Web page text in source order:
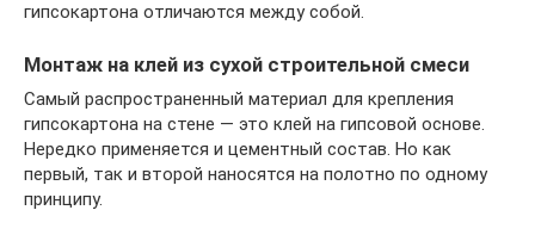
гипсокартона отличаются между собой.
Монтаж на клей из сухой строительной смеси
Самый распространенный материал для крепления
гипсокартона на стене — это клей на гипсовой основе.
Нередко применяется и цементный состав. Но как
первый, так и второй наносятся на полотно по одному
принципу.